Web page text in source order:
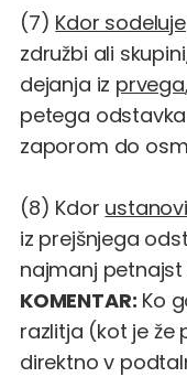
(7) Kdor sodeluje
združbi ali
dejanja iz prvega
petega
zaporom do
(8) Kdor
iz prejšnjega
najmanj petnajst
KOMENTAR: Ko
razlitja (kot je že
direktno v